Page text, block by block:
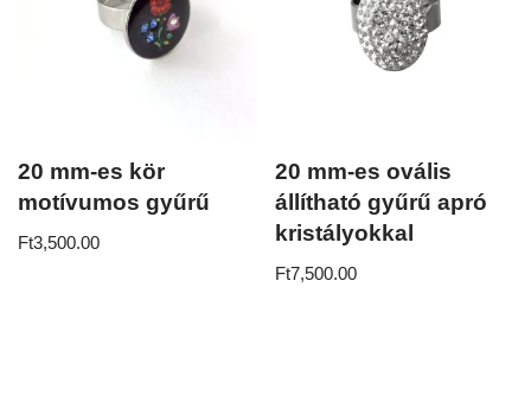
20 mm-es kör
motívumos gyűrű
Ft3,500.00
20 mm-es ovális
állítható gyűrű apró
kristályokkal
Ft7,500.00